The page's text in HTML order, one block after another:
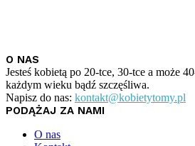
O NAS
Jesteś kobietą po 20-tce, 30-tce a może
każdym wieku bądź szczęśliwa.
Napisz do nas: kontakt@kobietytomy.pl
PODĄŻAJ ZA NAMI
O nas